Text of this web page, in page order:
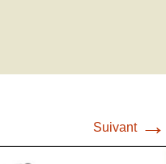
Suivant →